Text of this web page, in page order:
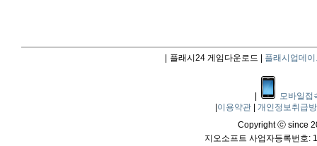
플래시24 게임다운로드 | 플래시업데이
모바일접
이용약관
개인정보취급
Copyright ⓒ since
지오소프트 사업자등록번호: